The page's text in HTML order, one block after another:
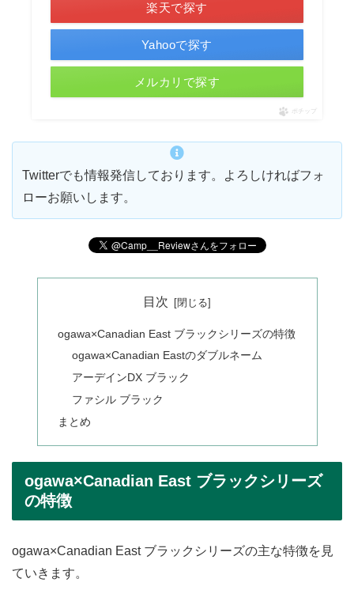
楽天で探す
Yahooで探す
メルカリで探す
ポチップ
Twitterでも情報発信しております。よろしければフォ
ローお願いします。
目次
ogawa×Canadian East ブラックシリーズの特徴
ogawa×Canadian Eastのダブルネーム
アーデインDX ブラック
ファシル ブラック
まとめ
ogawa×Canadian East ブラックシリーズ
の特徴
ogawa×Canadian East ブラックシリーズの主な特徴を見
ていきます。